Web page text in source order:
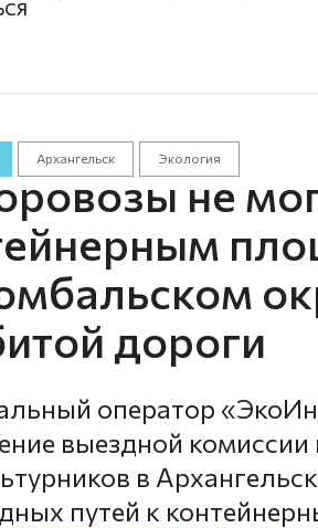
Архангельск Экология
не
дороги
оператор
выездной комиссии
в
путей к